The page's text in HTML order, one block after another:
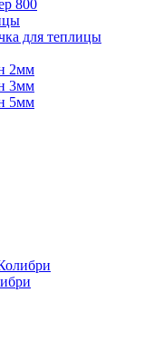
800
для теплицы
2мм
3мм
5мм